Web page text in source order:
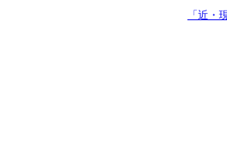
「近・